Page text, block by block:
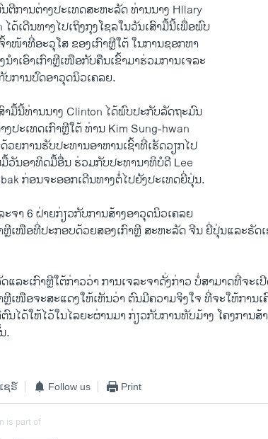
ຕີການຕ່າງປະເທດສະຫະລັດ ທ່ານນາງ Hllary
ໄດ້ເດີນທາງໄປເຖິງກຸງໂຊລໃນວັນເສົາມື້ນີ້ເພື່ອພົບ
າໜ້າທີ່ອະວຸໂສ ຂອງເກົາຫຼີໃຕ້ ໃນການຊອກຫາ
ນຳເອົາເກົາຫຼີເໜືອກັບຄືນເຂົ້າມາຮ່ວມການເຈລະ
ບການປົດອາວຸດນິວເຄລຍ.
າມື້ນີ້ທ່ານນາງ Clinton ໄດ້ພົບປະກັບລັດຖະມົນ
ງປະເທດເກົາຫຼີໃຕ້ ທ່ານ Kim Sung-hwan
ວຍການຮັບປະທານອາຫານເຊົ້າທີ່ເຮັດວຽກໄປ
ວັນອາທິດມື້ອື່ນ ຮ່ວມກັບປະທານາທິບໍດີ Lee
ກ່ອນຈະອອກເດີນທາງຕໍ່ໄປຍັງປະເທດຍີ່ປຸ່ນ.
ະຈາ 6 ຝ່າຍກ່ຽວກັບການສ້າງອາວຸດນິວເຄລຍ
ຫຼີເໜືອທີ່ປະກອບດ້ວຍສອງເກົາຫຼີ ສະຫະລັດ ຈີນ ຍີ່ປຸ່ນແລະຣັດ
ແລະເກົາຫຼີໃຕ້ກ່າວວ່າ ການເຈລະຈາດັ່ງກ່າວ ບໍ່ສາມາດທີ່ຈະ
ຫຼີເໜືອຈະສະແດງໃຫ້ເຫັນວ່າ ຕົນມີຄວາມຈິງໃຈ ທີ່ຈະໃຫ້ການ
ນໄດ້ໃຫ້ໄວ້ໃນໄລຍະຜ່ານມາ ກ່ຽວກັບການທັບມ້າງ ໂຄງການສ້
.
ຊຣ໌ Follow us Print
is part of